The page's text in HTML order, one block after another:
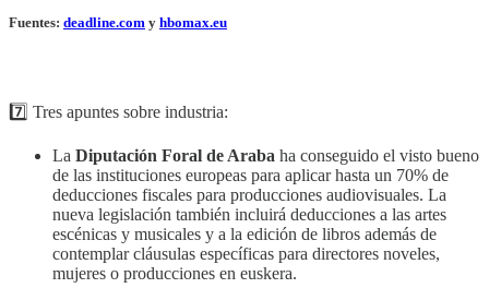
Fuentes: deadline.com y hbomax.eu
7️⃣ Tres apuntes sobre industria:
La Diputación Foral de Araba ha conseguido el visto bueno
de las instituciones europeas para aplicar hasta un 70% de
deducciones fiscales para producciones audiovisuales. La
nueva legislación también incluirá deducciones a las artes
escénicas y musicales y a la edición de libros además de
contemplar cláusulas específicas para directores noveles,
mujeres o producciones en euskera.